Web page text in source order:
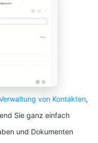
von Kontakten,
Sie ganz einfach
und Dokumenten